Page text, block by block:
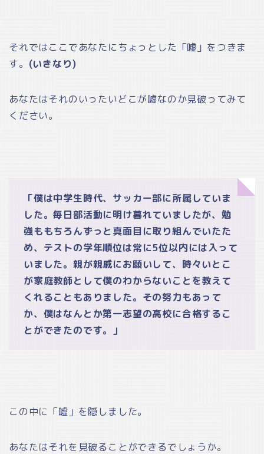
それではここであなたにちょっとした「嘘」をつきま
す。 (いきなり)
あなたはそれのいったいどこが嘘なのか見破ってみて
ください。
「僕は中学生時代、サッカー部に所属していま
した。毎日部活動に明け暮れていましたが、勉
強ももちろんずっと真面目に取り組んでいたた
め、テストの学年順位は常に5位以内には入って
いました。親が親戚にお願いして、時々いとこ
が家庭教師として僕のわからないことを教えて
くれることもありました。その努力もあって
か、僕はなんとか第一志望の高校に合格するこ
とができたのです。」
この中に「嘘」を隠しました。
あなたはそれを見破ることができるでしょうか。